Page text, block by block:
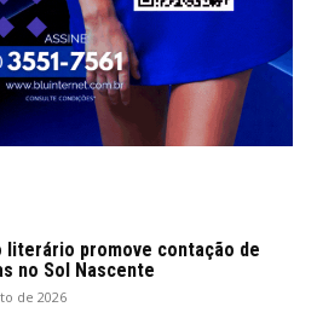
literário promove contação de
no Sol Nascente
de 2026